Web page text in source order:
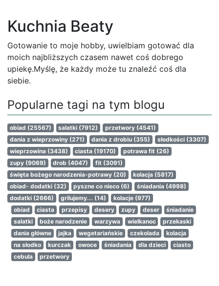
Kuchnia Beaty
Gotowanie to moje hobby, uwielbiam gotować dla
moich najbliższych czasem nawet coś dobrego
upiekę.Myślę, że każdy może tu znaleźć coś dla
siebie.
Popularne tagi na tym blogu
obiad (25567) salatki (7912) przetwory (4541)
dania z wieprzowiny (271) dania z drobiu (355) słodkości (3307)
wieprzowina (3438) ciasta (19170) potrawa fit (26)
zupy (9069) drob (4047) fit (3091)
święta bożego narodzenia-potrawy (20) kolacja (5817)
obiad- dodatki (32) pyszne co nieco (6) śniadania (4998)
dodatki (2666) grilujemy... (14) kolacje (977)
obiad
ciasta przepisy desery zupy deser
śniadanie
salatki
boże narodzenie warzywa wielkanoc
przekaski
dania główne
jajka wegetariańskie czekolada
kolacja
na słodko
kurczak owoce śniadania dla dzieci
ciasto
cebula
przetwory